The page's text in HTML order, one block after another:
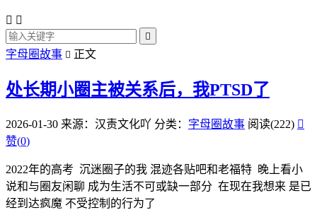
 

字母圈故事  正文
处长期小圈主被关系后，我PTSD了
2026-01-30 来源：汉责文化吖 分类： 字母圈故事 阅读(222) 
赞(0)
2022年的高考 沉迷圈子的我 混迹各贴吧和老福特 晚上看小
说和与圈友闲聊 成为生活不可或缺一部分 在现在我想来 是已
经到达疯魔 不受控制的行为了